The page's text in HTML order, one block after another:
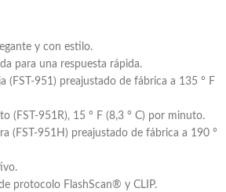
y con estilo.
para una respuesta rápida.
(FST-951) preajustado de fábrica a 135 ° F
(FST-951R), 15 ° F (8,3 ° C) por minuto.
(FST-951H) preajustado de fábrica a 190 °
protocolo FlashScan® y CLIP.